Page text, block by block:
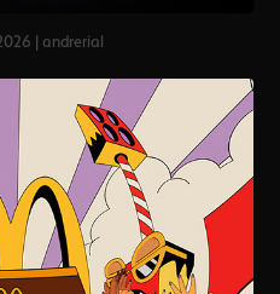
| andrerial